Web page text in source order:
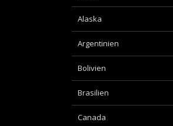
Alaska
Argentinien
Bolivien
Brasilien
Canada